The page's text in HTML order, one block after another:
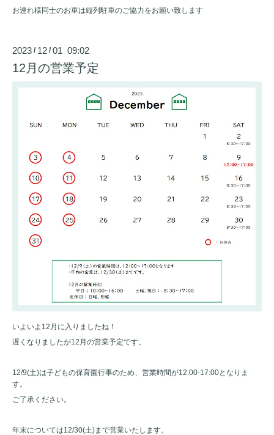
お連れ様同士のお車は縦列駐車のご協力をお願い致します
2023 / 12 /01 09:02
12月の営業予定
いよいよ12月に入りましたね！
遅くなりましたが12月の営業予定です。
12/9(土)は子どもの保育園行事のため、営業時間が12:00-17:00となりま
す。
ご了承ください。
年末については12/30(土)まで営業いたします。